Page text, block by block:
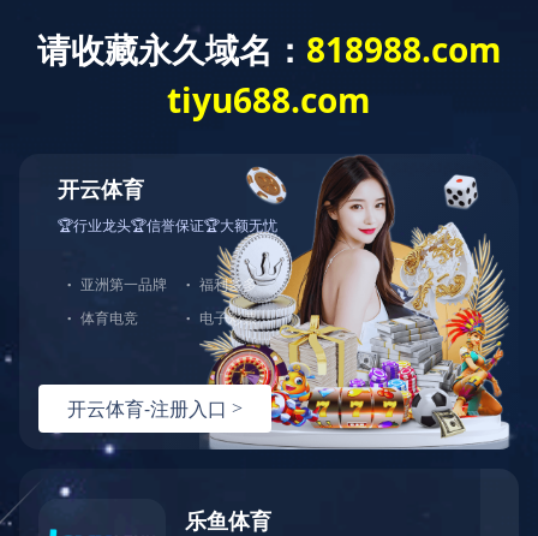
及申请表格 -刊发二零二五年中期报告
通函-【其他】致非登记股东之通知信函及申请表格-刊发二零二
五年中期报告
上一条资讯：通函-【其他】致登记股东之通知信函及回条 -刊发
下一条资讯：
公告及通告-【暂停办理过户登记手续或更改暂停
办理过户日期/股东周年大会通告】 股东周年大会通告
热线：151-9017-0656